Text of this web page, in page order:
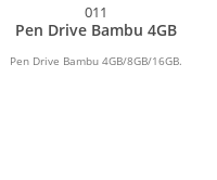
011
Pen Drive Bambu 4GB
Pen Drive Bambu 4GB/8GB/16GB.